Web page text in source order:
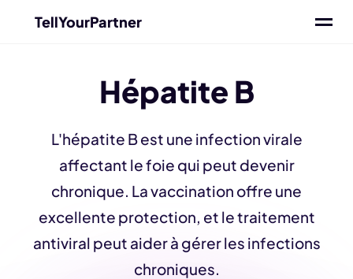
TellYourPartner
Hépatite B
L'hépatite B est une infection virale
affectant le foie qui peut devenir
chronique. La vaccination offre une
excellente protection, et le traitement
antiviral peut aider à gérer les infections
chroniques.